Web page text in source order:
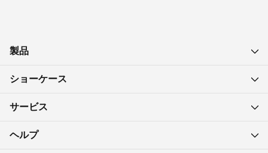
製品
ショーケース
サービス
ヘルプ